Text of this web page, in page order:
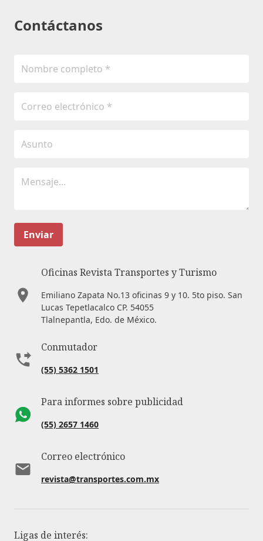
Contáctanos
Enviar
Oficinas Revista Transportes y Turismo
Emiliano Zapata No.13 oficinas 9 y 10. 5to piso. San
Lucas Tepetlacalco CP. 54055
Tlalnepantla, Edo. de México.
Conmutador
(55) 5362 1501
Para informes sobre publicidad
(55) 2657 1460
Correo electrónico
revista@transportes.com.mx
Ligas de interés: